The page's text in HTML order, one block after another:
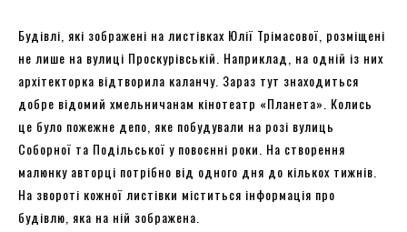
Будівлі, які зображені на листівках Юлії Трімасової, розміщені
не лише на вулиці Проскурівській. Наприклад, на одній із них
архітекторка відтворила каланчу. Зараз тут знаходиться
добре відомий хмельничанам кінотеатр «Планета». Колись
це було пожежне депо, яке побудували на розі вулиць
Соборної та Подільської у повоєнні роки. На створення
малюнку авторці потрібно від одного дня до кількох тижнів.
На звороті кожної листівки міститься інформація про
будівлю, яка на ній зображена.